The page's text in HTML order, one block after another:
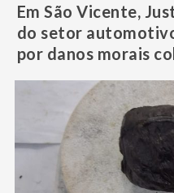
Em São Vicente,
do setor
por danos morais